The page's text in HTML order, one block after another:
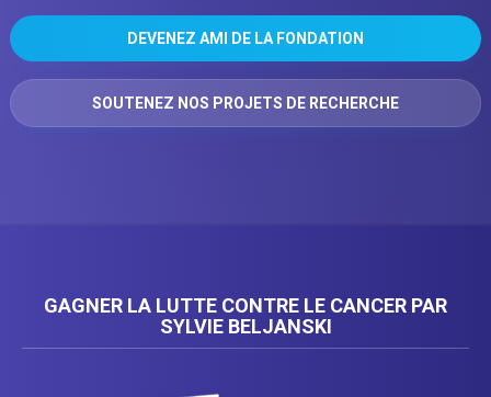
DEVENEZ AMI DE LA FONDATION
SOUTENEZ NOS PROJETS DE RECHERCHE
GAGNER LA LUTTE CONTRE LE CANCER PAR
SYLVIE BELJANSKI